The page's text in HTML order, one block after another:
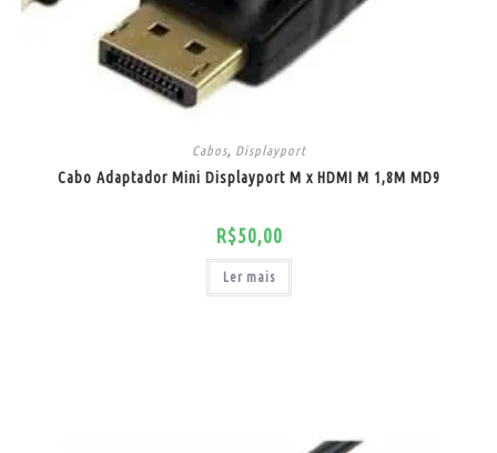
Cabos, Displayport
Cabo Adaptador Mini Displayport M x HDMI M 1,8M MD9
R$50,00
Ler mais